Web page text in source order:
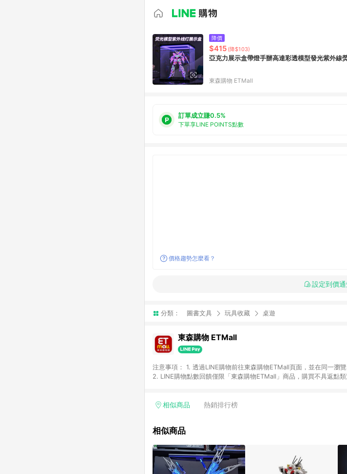
降價
$415 (降$103)
亞克力展示盒帶燈手辦高達彩透模型發光紫外線
東森購物 ETMall
訂單成立賺0.5%
下單享LINE POINTS點數
價格趨勢怎麼看？
設定到價通
分類： 圖書文具 玩具收藏 桌遊
東森購物 ETMall
注意事項： 1. 透過LINE購物前往東森購物ETMall頁面，並在同一瀏
2. LINE購物點數回饋僅限「東森購物ETMall」商品，購買不具返點
「草莓網」全館商品。 4. 如取消訂單、退貨、退款或購物中登出東
面顯示為準。 7. LINE購物設有「單一商品最高回饋點數」機制(特殊
品資料更新會有時間差，如顯示之商品規格、顏色、價位、贈品與東
準。 9. 若有贈點爭議，請務必於訂單日期+180天以內至LINE購物
贈點回饋。 10. 部分點數紅包僅限指定商品使用，或不適用於無回
相似商品 熱銷排行榜
相似商品